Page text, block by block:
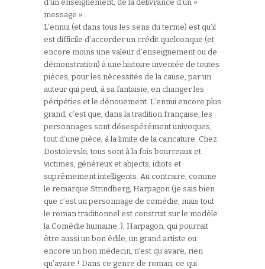
d’un enseignement, de la délivrance d’un «
message »…
L’ennui (et dans tous les sens du terme) est qu’il
est difficile d’accorder un crédit quelconque (et
encore moins une valeur d’enseignement ou de
démonstration) à une histoire inventée de toutes
pièces, pour les nécessités de la cause, par un
auteur qui peut, à sa fantaisie, en changer les
péripéties et le dénouement. L’ennui encore plus
grand, c’est que, dans la tradition française, les
personnages sont désespérément univoques,
tout d’une pièce, à la limite de la caricature. Chez
Dostoïevski, tous sont à la fois bourreaux et
victimes, généreux et abjects, idiots et
suprêmement intelligents. Au contraire, comme
le remarque Strindberg, Harpagon (je sais bien
que c’est un personnage de comédie, mais tout
le roman traditionnel est construit sur le modèle:
la Comédie humaine..), Harpagon, qui pourrait
être aussi un bon édile, un grand artiste ou
encore un bon médecin, n’est qu’avare, rien
qu’avare ! Dans ce genre de roman, ce qui